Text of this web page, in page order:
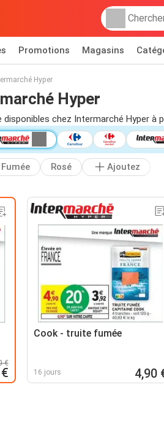
Promotions Magasins
Hyper
Hyper
chez Intermarché Hyper à
Fumée Rosé
Ajoutez
€
Cook - truite fumée
16 jours 4,90